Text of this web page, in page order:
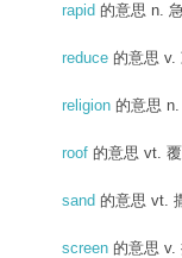
rapid 的意思 n.
reduce 的意思 v.
religion 的意思
roof 的意思 vt.
sand 的意思 vt.
screen 的意思 v.